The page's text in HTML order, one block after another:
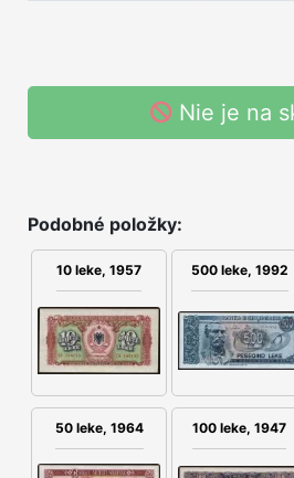
Nie je na
Podobné položky:
10 leke, 1957 500 leke, 1992
50 leke, 1964 100 leke, 1947